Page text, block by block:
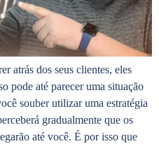
atrás dos seus clientes, eles
pode até parecer uma situação
souber utilizar uma estratégia
gradualmente que os
até você. É por isso que